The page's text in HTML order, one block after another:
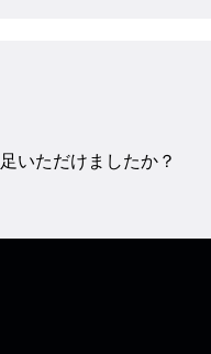
いただけましたか？